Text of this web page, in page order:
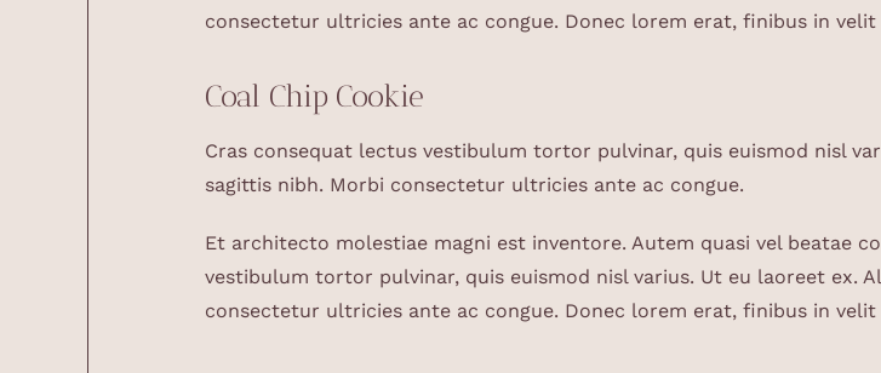
consectetur ultricies ante ac congue. Donec lorem erat, finibus in
Coal Chip Cookie
Cras consequat lectus vestibulum tortor pulvinar, quis euismod nisl
sagittis nibh. Morbi consectetur ultricies ante ac congue.
Et architecto molestiae magni est inventore. Autem quasi vel beatae
vestibulum tortor pulvinar, quis euismod nisl varius. Ut eu laoreet ex.
consectetur ultricies ante ac congue. Donec lorem erat, finibus in